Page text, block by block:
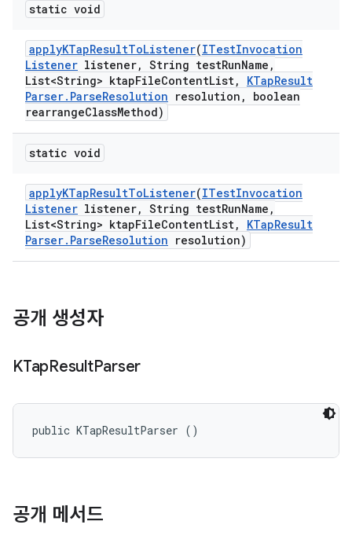
static void
applyKTapResultToListener(ITestInvocation
Listener listener, String testRunName ,
List<String> ktapFileContentList, KTapResult
Parser. ParseResolution resolution ,
boolean
rearrangeClassMethod)
static void
applyKTapResultToListener(ITestInvocation
Listener listener, String testRunName ,
List<String> ktapFileContentList, KTapResult
Parser. ParseResolution resolution)
공개 생성자
KTapResultParser
public KTapResultParser ()
공개 메서드